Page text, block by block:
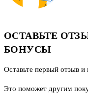
ОСТАВЬТЕ
БОНУСЫ
Оставьте первый отзыв и
Это поможет другим